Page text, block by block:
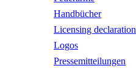
Handbücher
Licensing declaration
Logos
Pressemitteilungen